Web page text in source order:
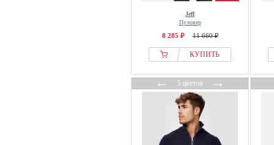
Jeff
Пуловер
8 285 ₽ 11 660 ₽
КУПИТЬ
←5 цветов→